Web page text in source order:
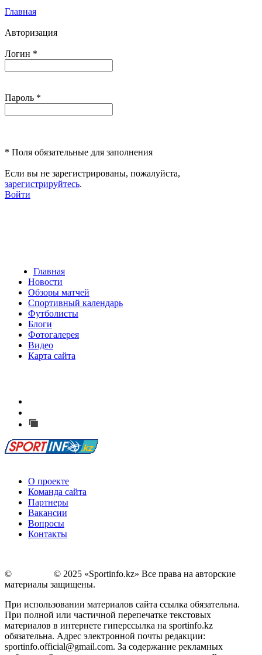
Главная
Авторизация
Логин *
Пароль *
* Поля обязательные для заполнения
Если вы не зарегистрированы, пожалуйста,
зарегистрируйтесь.
Войти
Главная
Новости
Обзоры матчей
Спортивный календарь
Футболисты
Блоги
Фотогалерея
Видео
Карта сайта
О проекте
Команда сайта
Партнеры
Вакансии
Вопросы
Контакты
©
© 2025 «Sportinfo.kz» Все права на авторские
материалы защищены.
При использовании материалов сайта ссылка обязательна.
При полной или частичной перепечатке текстовых
материалов в интернете гиперссылка на sportinfo.kz
обязательна. Адрес электронной почты редакции:
sportinfo.official@gmail.com. За содержание рекламных